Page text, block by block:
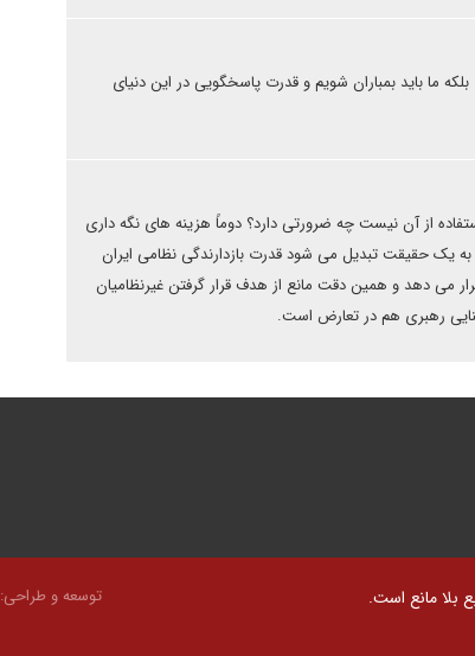
ما باید بمباران شویم و قدرت پاسخگویی در این دنیای
از آن نیست چه ضرورتی دارد؟ دوماً هزینه های نگه داری
یک حقیقت تبدیل می شود قدرت بازدارندگی نظامی ایران
می دهد و همین دقت مانع از هدف قرار گرفتن غیرنظامیان
رهبری هم در تعارض است.
بلا مانع است. توسعه و طراحی: